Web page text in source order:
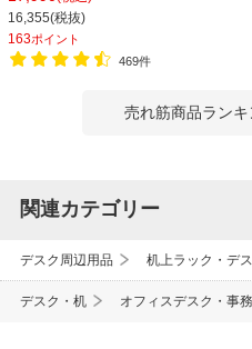
棚 書類棚 A4対応
16,355(税抜)
163ポイント
469件
売れ筋商品ラン
関連カテゴリー
デスク周辺用品 机上ラック・デ
デスク・机 オフィスデスク・事